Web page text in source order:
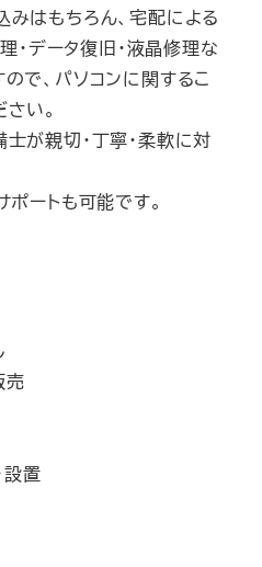
はもちろん、宅配による
データ復旧・液晶修理な
で、パソコンに関するこ
い。
が親切・丁寧・柔軟に対
ートも可能です。
売
設置